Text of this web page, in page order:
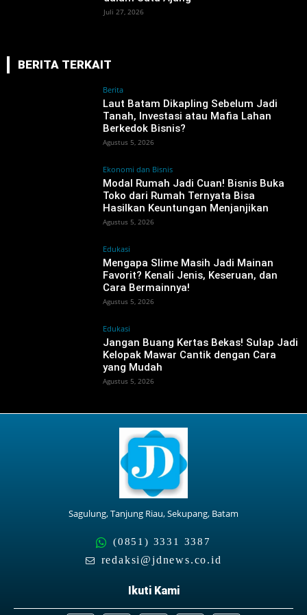
Juli 27, 2026
BERITA TERKAIT
Berita
‎Laut Batam Dikapling Sebelum Jadi
Tanah, Investasi atau Mafia Lahan
Berkedok Bisnis?
Agustus 5, 2026
Ekonomi dan Bisnis
Modal Rumah Jadi Cuan! Bisnis Buka
Toko dari Rumah Ternyata Bisa
Hasilkan Keuntungan Menjanjikan
Agustus 5, 2026
Edukasi
Mengapa Slime Masih Jadi Mainan
Favorit? Kenali Jenis, Keseruan, dan
Cara Bermainnya!
Agustus 5, 2026
Edukasi
Jangan Buang Kertas Bekas! Sulap Jadi
Kelopak Mawar Cantik dengan Cara
yang Mudah
Agustus 5, 2026
Sagulung, Tanjung Riau, Sekupang, Batam
(0851) 3331 3387
redaksi@jdnews.co.id
Ikuti Kami